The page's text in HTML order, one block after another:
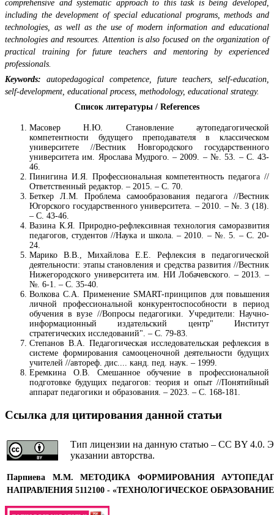
comprehensive and systematic approach to this task is being developed,
including the development of special educational programs, methods and
technologies, as well as the use of modern information and educational
technologies and resources. Attention is also focused on the organization of
practical training for future teachers and mentoring by experienced
professionals.
Keywords: autopedagogical competence, future teachers, self-education,
self-development, educational process, methodology, educational strategy.
Список литературы / References
Масовер Н.Ю. Становление аутопедагогической
компетентности будущего преподавателя в классическом
университете //Вестник Новгородского государственного
университета им. Ярослава Мудрого. – 2009. – №. 53. – С. 43-
46.
Пинигина И.Я. Профессиональная компетентность педагога //
Ответственный редактор. – 2015. – С. 70.
Беткер Л.М. Проблема самообразования педагога //Вестник
Югорского государственного университета. – 2010. – №. 3 (18).
– С. 43-46.
Вазина К.Я. Природно-рефлексивная технология саморазвития
педагогов, студентов //Наука и школа. – 2010. – №. 5. – С. 20-
24.
Марико В.В., Михайлова Е.Е. Рефлексия в педагогической
деятельности: этапы становления и средства развития //Вестник
Нижегородского университета им. НИ Лобачевского. – 2013. –
№. 6-1. – С. 35-40.
Волкова С.А. Применение SMART-принципов для повышения
личной профессиональной конкурентоспособности в период
обучения в вузе //Вопросы педагогики. Учредители: Научно-
информационный издательский центр" Институт
стратегических исследований". – С. 79-83.
Степанов В.А. Педагогическая исследовательская рефлексия в
системе формирования самооценочной деятельности будущих
учителей //автореф. дис.... канд. пед. наук. – 1999.
Еремкина О.В. Смешанное обучение в профессиональной
подготовке будущих педагогов: теория и опыт //Понятийный
аппарат педагогики и образования. – 2023. – С. 168-181.
Ссылка для цитирования данной статьи
Тип лицензии на данную статью – CC BY 4.0.
указании авторства.
Парпиева М.М.МЕТОДИКА ФОРМИРОВАНИЯ
НАПРАВЛЕНИЯ 5112100 - «ТЕХНОЛОГИЧЕСКОЕ